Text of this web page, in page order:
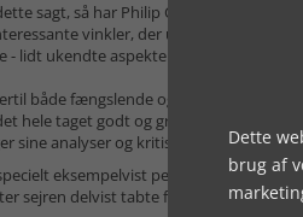
sagt, så har Philip Chr. Ulrich
vinkler, der udbygges med
- lidt ukendte aspekter op både før,
både fængslende og fængende for
hele taget godt og grundigt om sit
sine analyser og kritiske passager.
eksempelvist pege på bogens
sejren delvist tabte forsoningen og
Dette
brug af